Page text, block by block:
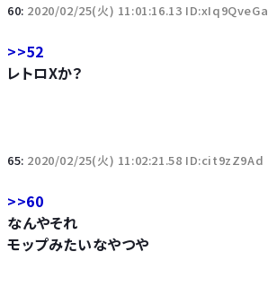
60: 2020/02/25(火) 11:01:16.13 ID:xIq9QveGa
>>52
レトロXか？
65: 2020/02/25(火) 11:02:21.58 ID:cit9zZ9Ad
>>60
なんやそれ
モップみたいなやつや